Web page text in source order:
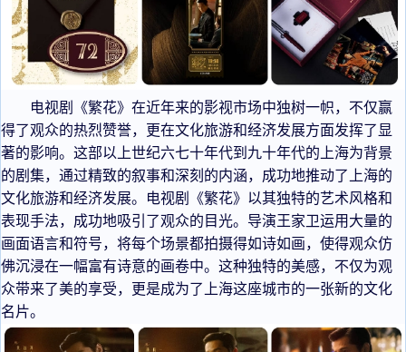
电视剧《繁花》在近年来的影视市场中独树一帜，不仅赢
得了观众的热烈赞誉，更在文化旅游和经济发展方面发挥了显
著的影响。这部以上世纪六七十年代到九十年代的上海为背景
的剧集，通过精致的叙事和深刻的内涵，成功地推动了上海的
文化旅游和经济发展。电视剧《繁花》以其独特的艺术风格和
表现手法，成功地吸引了观众的目光。导演王家卫运用大量的
画面语言和符号，将每个场景都拍摄得如诗如画，使得观众仿
佛沉浸在一幅富有诗意的画卷中。这种独特的美感，不仅为观
众带来了美的享受，更是成为了上海这座城市的一张新的文化
名片。